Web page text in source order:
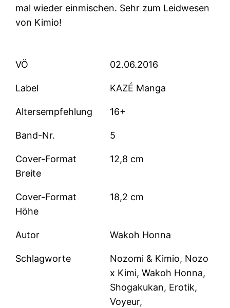
mal wieder einmischen. Sehr zum Leidwesen
von Kimio!
VÖ 02.06.2016
Label KAZÉ Manga
Altersempfehlung 16+
Band-Nr. 5
Cover-Format
Breite
12,8 cm
Cover-Format
Höhe
18,2 cm
Autor Wakoh Honna
Schlagworte
Nozomi & Kimio, Nozo
x Kimi, Wakoh Honna,
Shogakukan, Erotik,
Voyeur,